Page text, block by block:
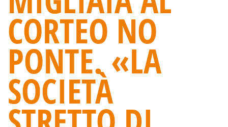
CORTEO NO
PONTE. «LA
SOCIETÀ